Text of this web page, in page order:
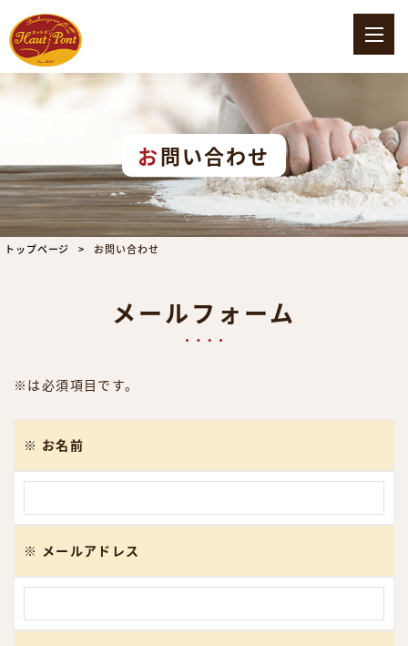
お問い合わせ
トップページ お問い合わせ
メールフォーム
※は必須項目です。
※ お名前
※ メールアドレス